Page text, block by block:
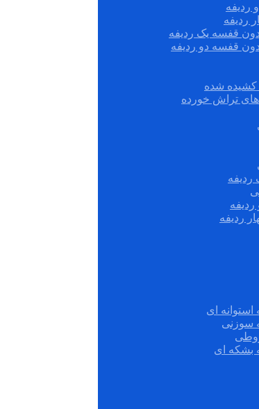
ردیفه
ردیفه
قفسه یک ردیفه
قفسه دو ردیفه
کشیده شده
های تراش خورده
ردیفه
ای
سوزنی
بشکه ای